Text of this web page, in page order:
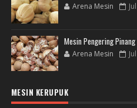
Arena Mesin
Mesin Pengering Pinang
Arena Mesin
MESIN KERUPUK